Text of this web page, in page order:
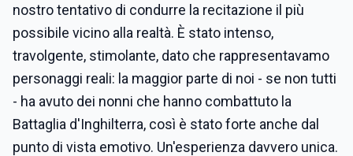
nostro tentativo di condurre la recitazione il più
possibile vicino alla realtà. È stato intenso,
travolgente, stimolante, dato che rappresentavamo
personaggi reali: la maggior parte di noi - se non tutti
- ha avuto dei nonni che hanno combattuto la
Battaglia d'Inghilterra, così è stato forte anche dal
punto di vista emotivo. Un'esperienza davvero unica.